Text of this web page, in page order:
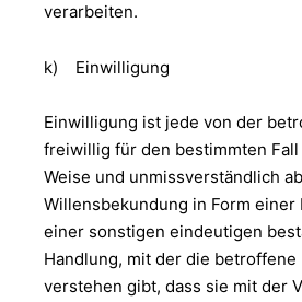
verarbeiten.
k) Einwilligung
Einwilligung ist jede von der
freiwillig für den bestimmten
Weise und unmissverständlich
Willensbekundung in Form einer
einer sonstigen eindeutigen
Handlung, mit der die betroffene
verstehen gibt, dass sie mit der